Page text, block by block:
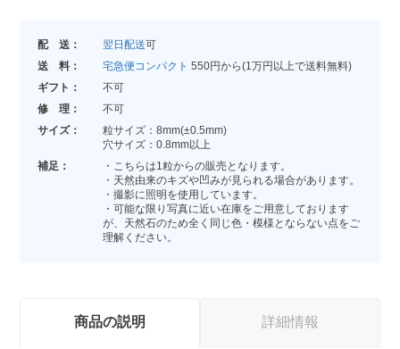
配 送： 翌日配送可
送 料：
宅急便コンパクト 550円から(1万円以上で送料無料)
ギフト：
不可
修 理：
不可
サイズ：
粒サイズ：8mm(±0.5mm)
穴サイズ：0.8mm以上
補足：
・こちらは1粒からの販売となります。
・天然由来のキズや凹みが見られる場合があります。
・撮影に照明を使用しています。
・可能な限り写真に近い在庫をご用意しております
が、天然石のため全く同じ色・模様とならない点をご
理解ください。
商品の説明 詳細情報